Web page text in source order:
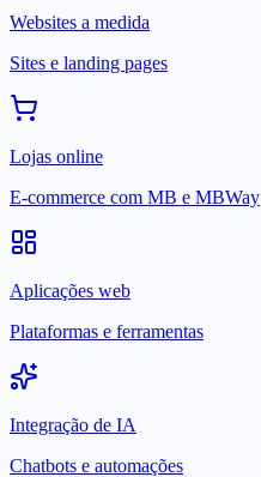
Websites a medida
Sites e landing pages
Lojas online
E-commerce com MB e MBWay
Aplicações web
Plataformas e ferramentas
Integração de IA
Chatbots e automações